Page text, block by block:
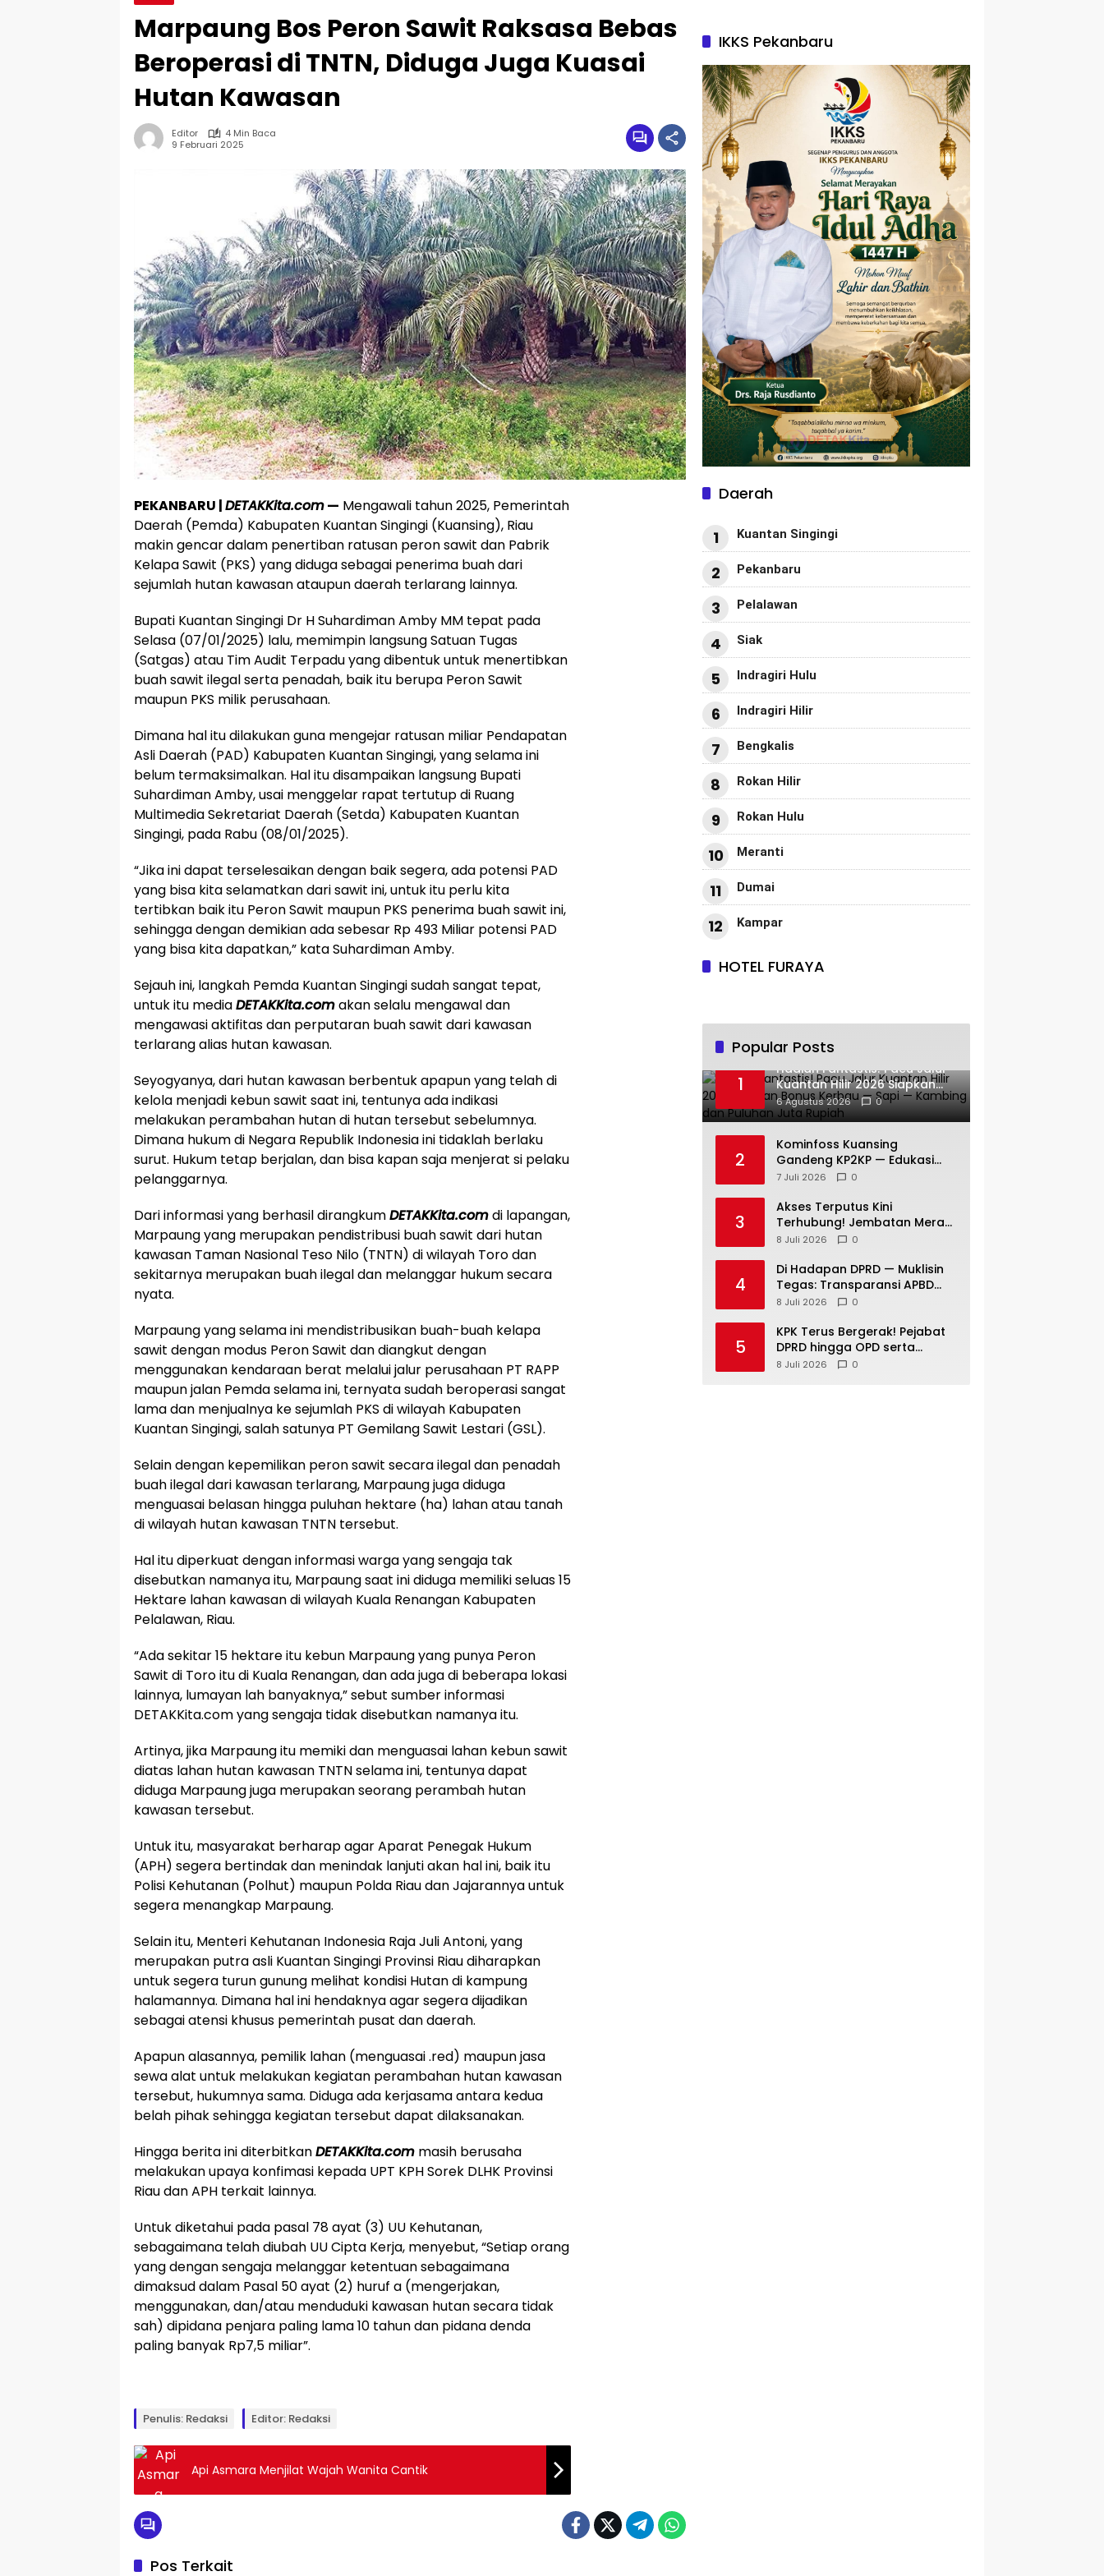
Marpaung Bos Peron Sawit Raksasa Bebas
Beroperasi di TNTN, Diduga Juga Kuasai
Hutan Kawasan
Editor
4 Min Baca
9 Februari 2025
PEKANBARU |DETAKKita.com— Mengawali tahun 2025, Pemerintah
Daerah (Pemda) Kabupaten Kuantan Singingi (Kuansing), Riau
makin gencar dalam penertiban ratusan peron sawit dan Pabrik
Kelapa Sawit (PKS) yang diduga sebagai penerima buah dari
sejumlah hutan kawasan ataupun daerah terlarang lainnya.
Bupati Kuantan Singingi Dr H Suhardiman Amby MM tepat pada
Selasa (07/01/2025) lalu, memimpin langsung Satuan Tugas
(Satgas) atau Tim Audit Terpadu yang dibentuk untuk menertibkan
buah sawit ilegal serta penadah, baik itu berupa Peron Sawit
maupun PKS milik perusahaan.
Dimana hal itu dilakukan guna mengejar ratusan miliar Pendapatan
Asli Daerah (PAD) Kabupaten Kuantan Singingi, yang selama ini
belum termaksimalkan. Hal itu disampaikan langsung Bupati
Suhardiman Amby, usai menggelar rapat tertutup di Ruang
Multimedia Sekretariat Daerah (Setda) Kabupaten Kuantan
Singingi, pada Rabu (08/01/2025).
“Jika ini dapat terselesaikan dengan baik segera, ada potensi PAD
yang bisa kita selamatkan dari sawit ini, untuk itu perlu kita
tertibkan baik itu Peron Sawit maupun PKS penerima buah sawit ini,
sehingga dengan demikian ada sebesar Rp 493 Miliar potensi PAD
yang bisa kita dapatkan,” kata Suhardiman Amby.
Sejauh ini, langkah Pemda Kuantan Singingi sudah sangat tepat,
untuk itu mediaDETAKKita.comakan selalu mengawal dan
mengawasi aktifitas dan perputaran buah sawit dari kawasan
terlarang alias hutan kawasan.
Seyogyanya, dari hutan kawasan berbentuk apapun yang telah di
kelola menjadi kebun sawit saat ini, tentunya ada indikasi
melakukan perambahan hutan di hutan tersebut sebelumnya.
Dimana hukum di Negara Republik Indonesia ini tidaklah berlaku
surut. Hukum tetap berjalan, dan bisa kapan saja menjerat si pelaku
pelanggarnya.
Dari informasi yang berhasil dirangkumDETAKKita.comdi lapangan,
Marpaung yang merupakan pendistribusi buah sawit dari hutan
kawasan Taman Nasional Teso Nilo (TNTN) di wilayah Toro dan
sekitarnya merupakan buah ilegal dan melanggar hukum secara
nyata.
Marpaung yang selama ini mendistribusikan buah-buah kelapa
sawit dengan modus Peron Sawit dan diangkut dengan
menggunakan kendaraan berat melalui jalur perusahaan PT RAPP
maupun jalan Pemda selama ini, ternyata sudah beroperasi sangat
lama dan menjualnya ke sejumlah PKS di wilayah Kabupaten
Kuantan Singingi, salah satunya PT Gemilang Sawit Lestari (GSL).
Selain dengan kepemilikan peron sawit secara ilegal dan penadah
buah ilegal dari kawasan terlarang, Marpaung juga diduga
menguasai belasan hingga puluhan hektare (ha) lahan atau tanah
di wilayah hutan kawasan TNTN tersebut.
Hal itu diperkuat dengan informasi warga yang sengaja tak
disebutkan namanya itu, Marpaung saat ini diduga memiliki seluas 15
Hektare lahan kawasan di wilayah Kuala Renangan Kabupaten
Pelalawan, Riau.
“Ada sekitar 15 hektare itu kebun Marpaung yang punya Peron
Sawit di Toro itu di Kuala Renangan, dan ada juga di beberapa lokasi
lainnya, lumayan lah banyaknya,” sebut sumber informasi
DETAKKita.com yang sengaja tidak disebutkan namanya itu.
Artinya, jika Marpaung itu memiki dan menguasai lahan kebun sawit
diatas lahan hutan kawasan TNTN selama ini, tentunya dapat
diduga Marpaung juga merupakan seorang perambah hutan
kawasan tersebut.
Untuk itu, masyarakat berharap agar Aparat Penegak Hukum
(APH) segera bertindak dan menindak lanjuti akan hal ini, baik itu
Polisi Kehutanan (Polhut) maupun Polda Riau dan Jajarannya untuk
segera menangkap Marpaung.
Selain itu, Menteri Kehutanan Indonesia Raja Juli Antoni, yang
merupakan putra asli Kuantan Singingi Provinsi Riau diharapkan
untuk segera turun gunung melihat kondisi Hutan di kampung
halamannya. Dimana hal ini hendaknya agar segera dijadikan
sebagai atensi khusus pemerintah pusat dan daerah.
Apapun alasannya, pemilik lahan (menguasai .red) maupun jasa
sewa alat untuk melakukan kegiatan perambahan hutan kawasan
tersebut, hukumnya sama. Diduga ada kerjasama antara kedua
belah pihak sehingga kegiatan tersebut dapat dilaksanakan.
Hingga berita ini diterbitkanDETAKKita.com masih berusaha
melakukan upaya konfimasi kepada UPT KPH Sorek DLHK Provinsi
Riau dan APH terkait lainnya.
Untuk diketahui pada pasal 78 ayat (3) UU Kehutanan,
sebagaimana telah diubah UU Cipta Kerja, menyebut, “Setiap orang
yang dengan sengaja melanggar ketentuan sebagaimana
dimaksud dalam Pasal 50 ayat (2) huruf a (mengerjakan,
menggunakan, dan/atau menduduki kawasan hutan secara tidak
sah) dipidana penjara paling lama 10 tahun dan pidana denda
paling banyak Rp7,5 miliar”.
Penulis: Redaksi Editor: Redaksi
Api Asmara Menjilat Wajah Wanita Cantik
Pos Terkait
IKKS Pekanbaru
Daerah
1 Kuantan Singingi
2 Pekanbaru
3 Pelalawan
4 Siak
5 Indragiri Hulu
6 Indragiri Hilir
7 Bengkalis
8 Rokan Hilir
9 Rokan Hulu
10 Meranti
11 Dumai
12 Kampar
HOTEL FURAYA
Popular Posts
1
Hadiah Fantastis! Pacu Jalur
Kuantan Hilir 2026 Siapkan
Bonus Kerbau — Sapi —
Kambing dan Puluhan Juta
6 Agustus 2026 0
2
Kominfoss Kuansing
Gandeng KP2KP — Edukasi
Pajak Siap Menjangkau
7 Juli 2026 0
3
Akses Terputus Kini
Terhubung! Jembatan Merah
Putih Presisi di Jaya Kopah
Pembangunan Tak Sekadar
Janji
8 Juli 2026 0
4
Di Hadapan DPRD — Muklisin
Tegas: Transparansi APBD
Tak Boleh Hanya Jadi Slogan!
8 Juli 2026 0
5
KPK Terus Bergerak! Pejabat
DPRD hingga OPD serta
Camat di Kuansing Diperiksa
8 Juli 2026 0